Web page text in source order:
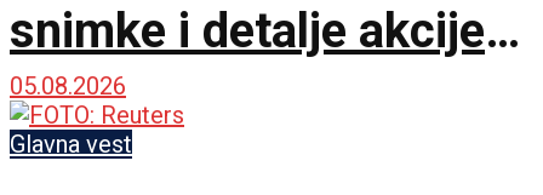
snimke i detalje akcije
MUP-a u Deliblatskoj
peščari
05.08.2026
Glavna vest